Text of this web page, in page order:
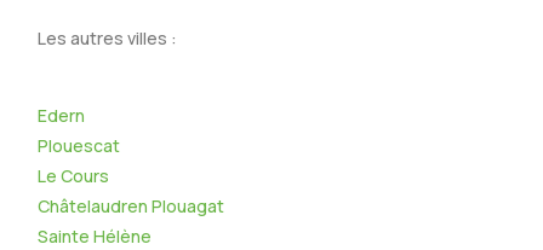
Les autres villes :
Edern
Plouescat
Le Cours
Châtelaudren Plouagat
Sainte Hélène